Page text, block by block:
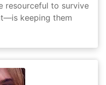
resourceful to survive
keeping them